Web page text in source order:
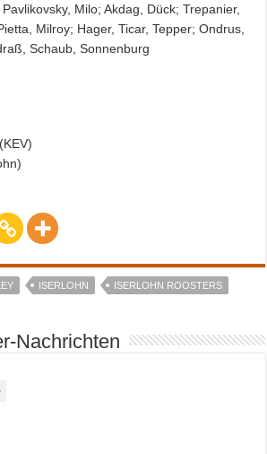
Milo; Akdag, Dück; Trepanier,
Milroy; Hager, Ticar, Tepper; Ondrus,
Schaub, Sonnenburg
ISERLOHN ISERLOHN ROOSTERS
Nachrichten